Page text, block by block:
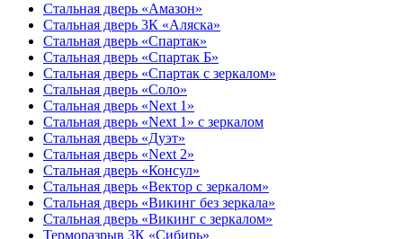
Стальная дверь «Амазон»
Стальная дверь 3К «Аляска»
Стальная дверь «Спартак»
Стальная дверь «Спартак Б»
Стальная дверь «Спартак с зеркалом»
Стальная дверь «Соло»
Стальная дверь «Next 1»
Стальная дверь «Next 1» с зеркалом
Стальная дверь «Дуэт»
Стальная дверь «Next 2»
Стальная дверь «Консул»
Стальная дверь «Вектор с зеркалом»
Стальная дверь «Викинг без зеркала»
Стальная дверь «Викинг c зеркалом»
Терморазрыв 3К «Сибирь»